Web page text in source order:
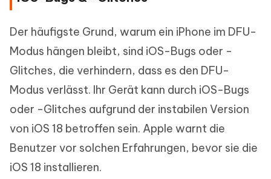
Der häufigste Grund, warum ein iPhone im DFU-
Modus hängen bleibt, sind iOS-Bugs oder -
Glitches, die verhindern, dass es den DFU-
Modus verlässt. Ihr Gerät kann durch iOS-Bugs
oder -Glitches aufgrund der instabilen Version
von iOS 18 betroffen sein. Apple warnt die
Benutzer vor solchen Erfahrungen, bevor sie die
iOS 18 installieren.